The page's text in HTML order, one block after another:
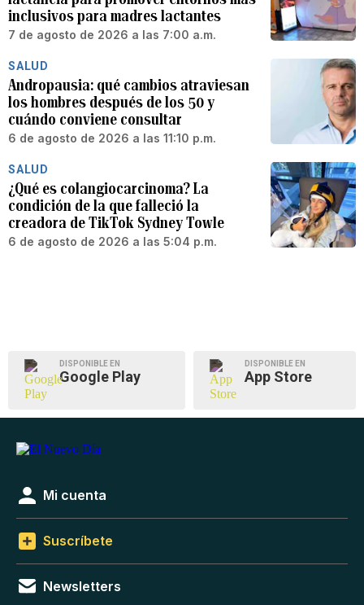
inclusivos para madres lactantes
7 de agosto de 2026 a las 7:00 a.m.
SALUD
Andropausia: qué cambios atraviesan
los hombres después de los 50 y
cuándo conviene consultar
6 de agosto de 2026 a las 11:10 p.m.
SALUD
¿Qué es colangiocarcinoma? La
condición de la que falleció la
creadora de TikTok Sydney Towle
6 de agosto de 2026 a las 5:04 p.m.
DISPONIBLE EN
Google Play
DISPONIBLE EN
App Store
Mi cuenta
Suscríbete
Newsletters